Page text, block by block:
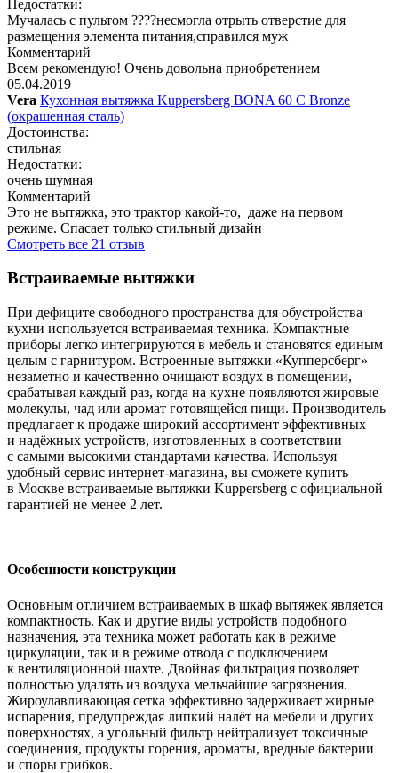
Недостатки:
Мучалась с пультом ????несмогла отрыть отверстие для
размещения элемента питания,справился муж
Комментарий
Всем рекомендую! Очень довольна приобретением
05.04.2019
Vera Кухонная вытяжка Kuppersberg BONA 60 C Bronze
(окрашенная сталь)
Достоинства:
стильная
Недостатки:
очень шумная
Комментарий
Это не вытяжка, это трактор какой-то, даже на первом
режиме. Спасает только стильный дизайн
Смотреть все 21 отзыв
Встраиваемые вытяжки
При дефиците свободного пространства для обустройства
кухни используется встраиваемая техника. Компактные
приборы легко интегрируются в мебель и становятся единым
целым с гарнитуром. Встроенные вытяжки «Купперсберг»
незаметно и качественно очищают воздух в помещении,
срабатывая каждый раз, когда на кухне появляются жировые
молекулы, чад или аромат готовящейся пищи. Производитель
предлагает к продаже широкий ассортимент эффективных
и надёжных устройств, изготовленных в соответствии
с самыми высокими стандартами качества. Используя
удобный сервис интернет-магазина, вы сможете купить
в Москве встраиваемые вытяжки Kuppersberg с официальной
гарантией не менее 2 лет.
Особенности конструкции
Основным отличием встраиваемых в шкаф вытяжек является
компактность. Как и другие виды устройств подобного
назначения, эта техника может работать как в режиме
циркуляции, так и в режиме отвода с подключением
к вентиляционной шахте. Двойная фильтрация позволяет
полностью удалять из воздуха мельчайшие загрязнения.
Жироулавливающая сетка эффективно задерживает жирные
испарения, предупреждая липкий налёт на мебели и других
поверхностях, а угольный фильтр нейтрализует токсичные
соединения, продукты горения, ароматы, вредные бактерии
и споры грибков.